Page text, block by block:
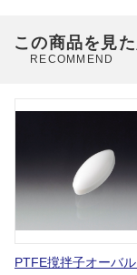
この商品を見
RECOMMEND
PTFE撹拌子オーバ